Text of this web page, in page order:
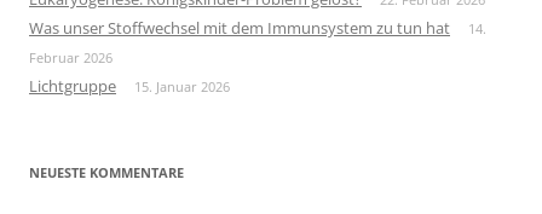
Was unser Stoffwechsel mit dem Immunsystem zu tun hat
14.
Februar 2026
Lichtgruppe 15. Januar 2026
NEUESTE KOMMENTARE